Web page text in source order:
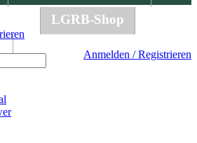
LGRB-Shop
Anmelden / Registrieren